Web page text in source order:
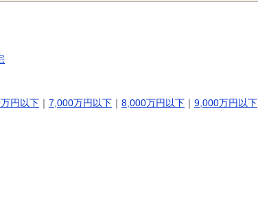
円以下 ｜ 7,000万円以下 ｜ 8,000万円以下 ｜ 9,000万円以下